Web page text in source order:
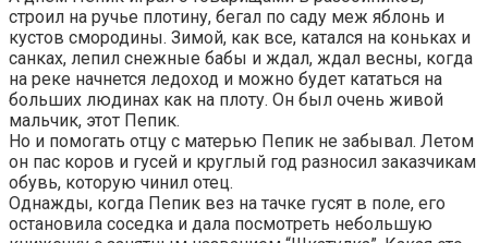
строил на ручье плотину, бегал по саду меж яблонь и
кустов смородины. Зимой, как все, катался на коньках и
санках, лепил снежные бабы и ждал, ждал весны, когда
на реке начнется ледоход и можно будет кататься на
больших людинах как на плоту. Он был очень живой
мальчик, этот Пепик.
Но и помогать отцу с матерью Пепик не забывал. Летом
он пас коров и гусей и круглый год разносил заказчикам
обувь, которую чинил отец.
Однажды, когда Пепик вез на тачке гусят в поле, его
остановила соседка и дала посмотреть небольшую